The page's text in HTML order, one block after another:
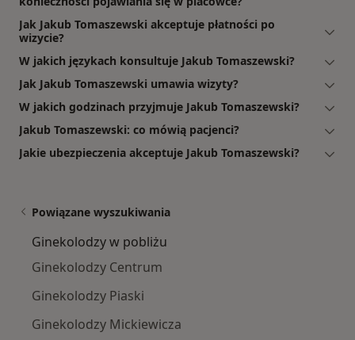
Jak Jakub Tomaszewski akceptuje płatności po
wizycie?
W jakich językach konsultuje Jakub Tomaszewski?
Jak Jakub Tomaszewski umawia wizyty?
W jakich godzinach przyjmuje Jakub Tomaszewski?
Jakub Tomaszewski: co mówią pacjenci?
Jakie ubezpieczenia akceptuje Jakub Tomaszewski?
Powiązane wyszukiwania
Ginekolodzy w pobliżu
Ginekolodzy Centrum
Ginekolodzy Piaski
Ginekolodzy Mickiewicza